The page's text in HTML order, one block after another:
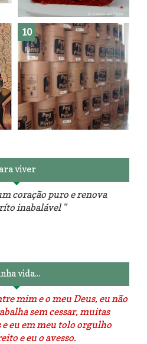
O medo que habita em nós.
The Red Velvet !!! O Perfeito
viver
coração puro e renova
inabalável "
vida...
mim e o meu Deus, eu não
sem cessar, muitas
e eu em meu tolo orgulho
e eu o avesso.